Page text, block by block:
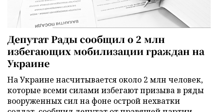
Депутат Рады сообщил о 2 млн
избегающих мобилизации граждан на
Украине
На Украине насчитывается около 2 млн человек,
которые всеми силами избегают призыва в ряды
вооруженных сил на фоне острой нехватки